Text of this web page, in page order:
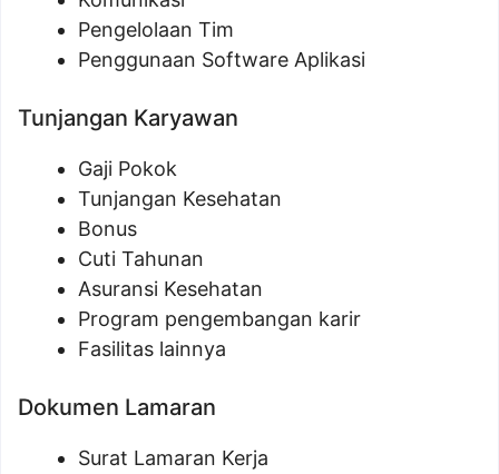
Pengelolaan Tim
Penggunaan Software Aplikasi
Tunjangan Karyawan
Gaji Pokok
Tunjangan Kesehatan
Bonus
Cuti Tahunan
Asuransi Kesehatan
Program pengembangan karir
Fasilitas lainnya
Dokumen Lamaran
Surat Lamaran Kerja